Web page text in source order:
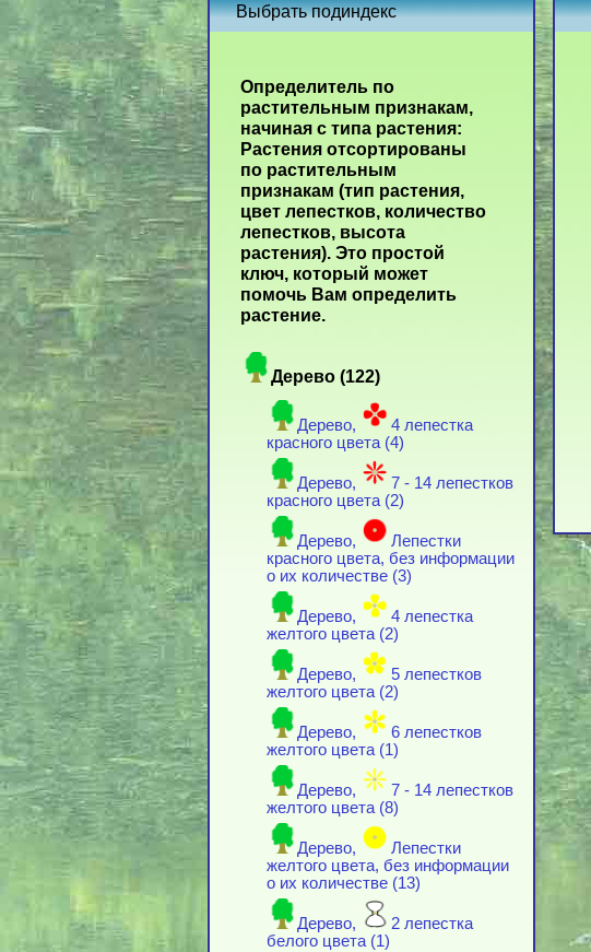
Выбрать подиндекс
Определитель по
растительным признакам,
начиная с типа растения:
Растения отсортированы
по растительным
признакам (тип растения,
цвет лепестков, количество
лепестков, высота
растения). Это простой
ключ, который может
помочь Вам определить
растение.
Дерево (122)
Дерево,
4 лепестка
красного цвета (4)
Дерево,
7 - 14 лепестков
красного цвета (2)
Дерево,
Лепестки
красного цвета, без информации
о их количестве (3)
Дерево,
4 лепестка
желтого цвета (2)
Дерево,
5 лепестков
желтого цвета (2)
Дерево,
6 лепестков
желтого цвета (1)
Дерево,
7 - 14 лепестков
желтого цвета (8)
Дерево,
Лепестки
желтого цвета, без информации
о их количестве (13)
Дерево,
2 лепестка
белого цвета (1)